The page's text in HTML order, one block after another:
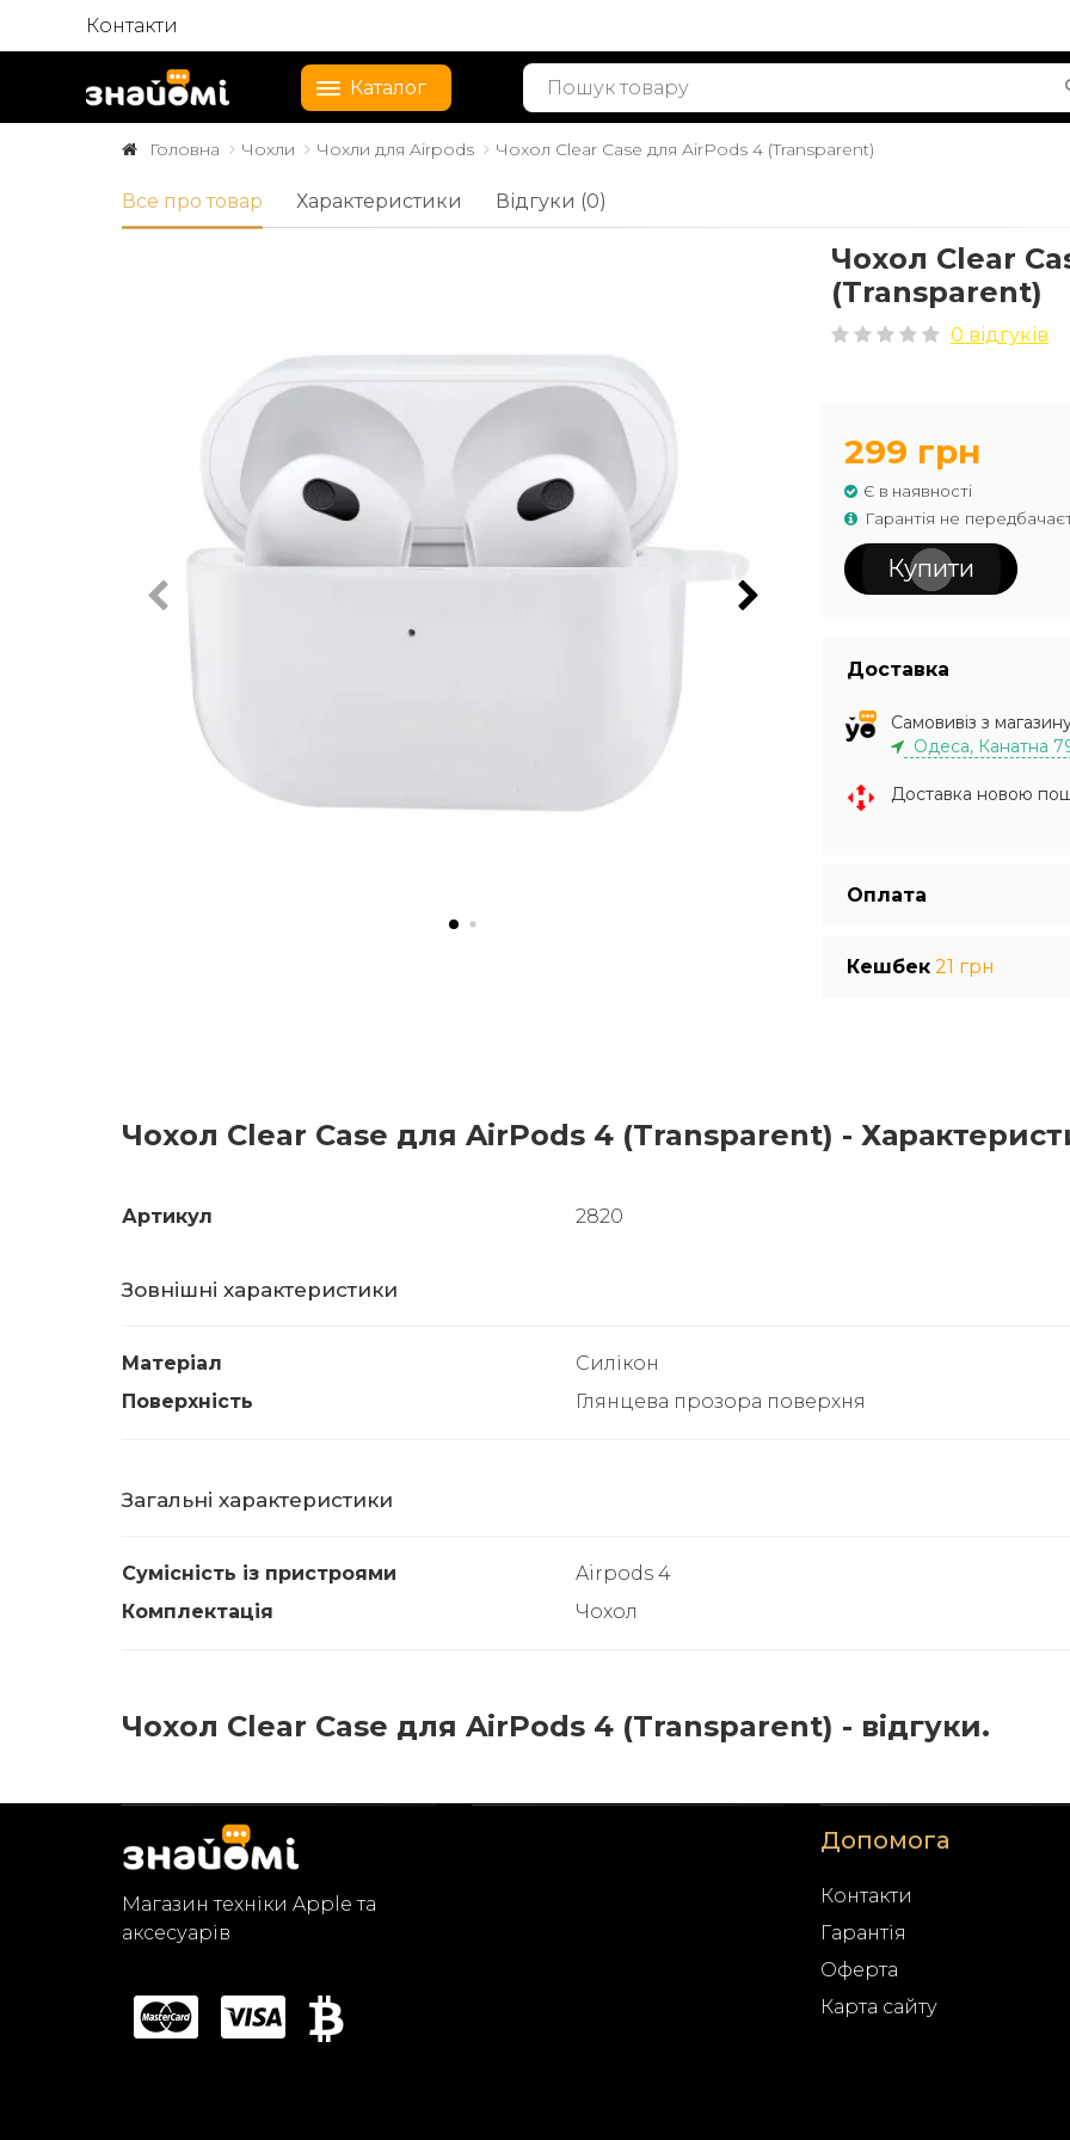
Контакти
Каталог
Головна Чохли Чохли для Airpods Чохол Clear Case для AirPods 4 (Transparent)
Все про товар Характеристики Відгуки (0)
Чохол Clear
(Transparent)
0 відгуків
299 грн
Є в наявності
Гарантія не
Купити
Доставка
Самовивіз з
Одеса, Канатна
Доставка новою
Оплата
Кешбек 21 грн
Чохол Clear Case для AirPods 4 (Transparent) -
Артикул 2820
Зовнішні характеристики
Матеріал
Силікон
Поверхність
Глянцева прозора поверхня
Загальні характеристики
Сумісність із пристроями
Airpods 4
Комплектація
Чохол
Чохол Clear Case для AirPods 4 (Transparent) - відгуки.
Магазин техніки Apple та
аксесуарів
Допомога
Контакти
Гарантія
Оферта
Карта сайту